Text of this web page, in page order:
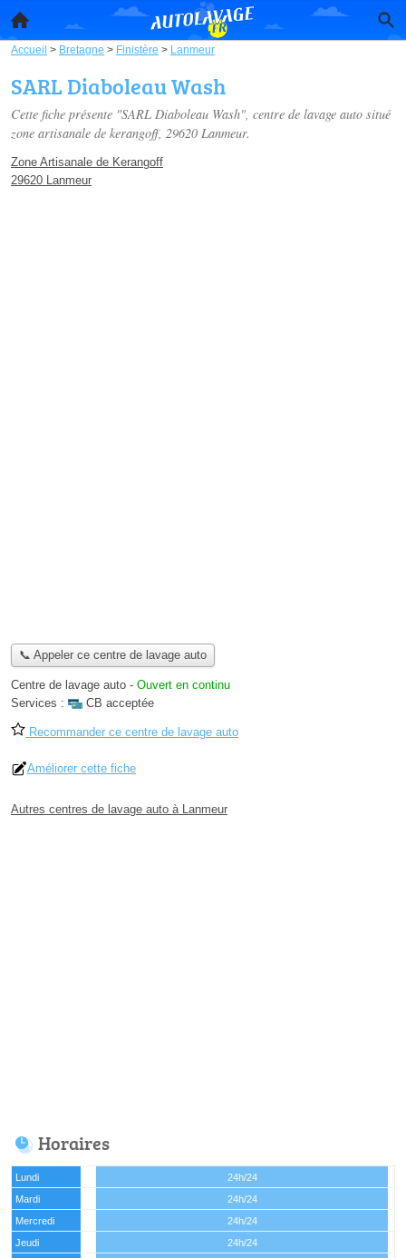
Accueil > Bretagne > Finistère > Lanmeur
SARL Diaboleau Wash
Cette fiche présente "SARL Diaboleau Wash", centre de lavage auto situé
zone artisanale de kerangoff, 29620 Lanmeur.
Zone Artisanale de Kerangoff
29620 Lanmeur
📞 Appeler ce centre de lavage auto
Centre de lavage auto - Ouvert en continu
Services :
CB acceptée
Recommander ce centre de lavage auto
Améliorer cette fiche
Autres centres de lavage auto à Lanmeur
Horaires
Lundi
24h/24
Mardi
24h/24
Mercredi
24h/24
Jeudi
24h/24